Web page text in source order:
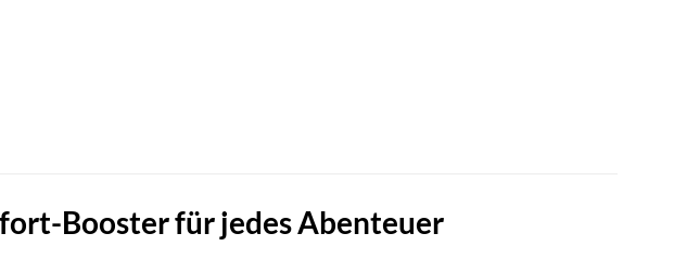
Booster für jedes Abenteuer